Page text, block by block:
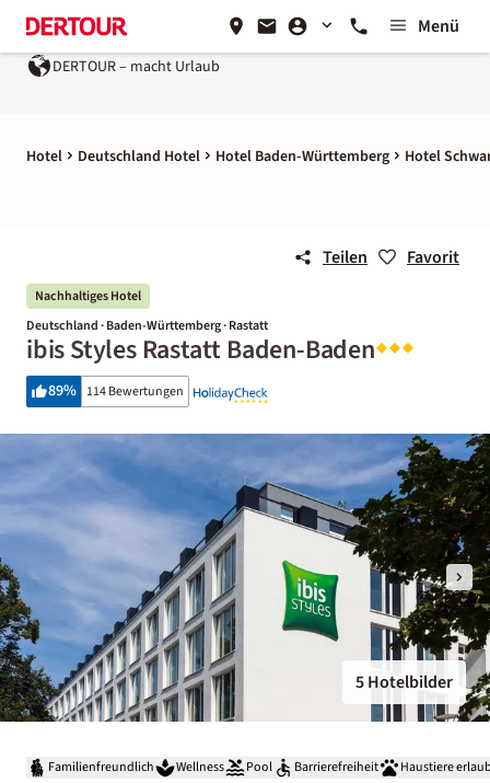
Menü
DERTOUR – macht Urlaub
Hotel Deutschland Hotel Hotel Baden-Württemberg Hotel
Teilen Favorit
Nachhaltiges Hotel
Deutschland · Baden-Württemberg · Rastatt
ibis Styles Rastatt Baden-Baden
89% 114 Bewertungen
5 Hotelbilder
Familienfreundlich Wellness Pool Barrierefreiheit Haustiere